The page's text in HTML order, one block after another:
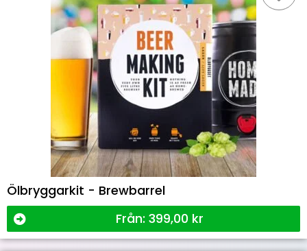
Ölbryggarkit - Brewbarrel
Från: 399,00 kr